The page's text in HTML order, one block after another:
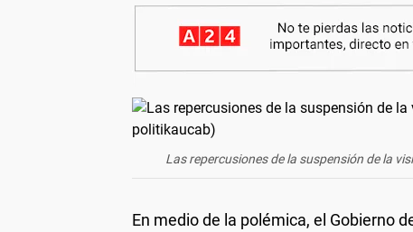
Las repercusiones de la suspensión de la
En medio de la polémica, el Gobierno